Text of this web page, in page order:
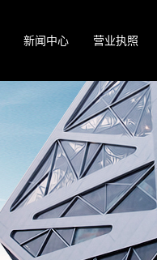
新闻中心 营业执照